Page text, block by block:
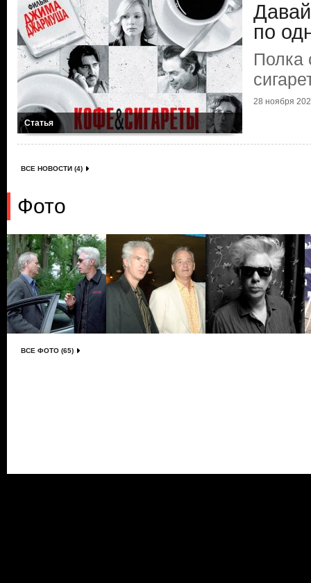
Статья
по
Полка
28 ноября
ВСЕ НОВОСТИ (4)
Фото
ВСЕ ФОТО (65)